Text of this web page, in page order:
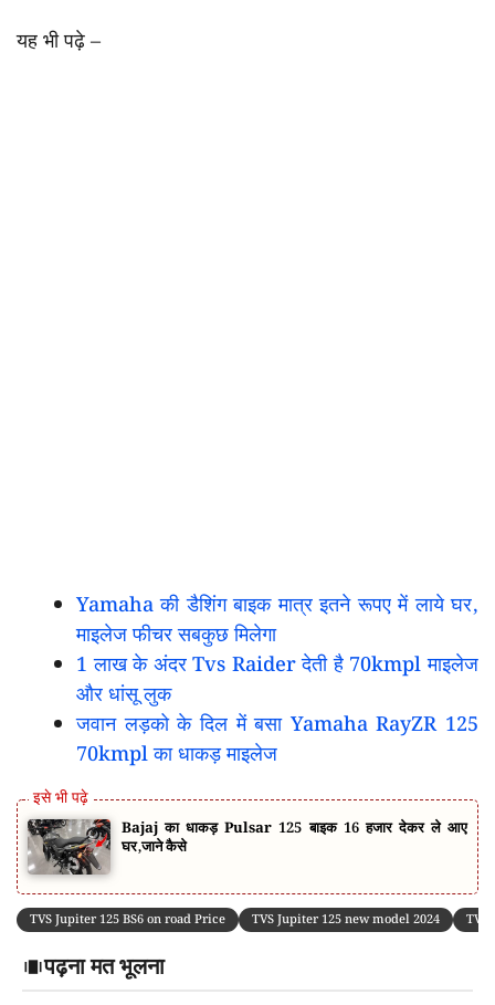
यह भी पढ़े –
Yamaha की डैशिंग बाइक मात्र इतने रूपए में लाये घर,
माइलेज फीचर सबकुछ मिलेगा
1 लाख के अंदर Tvs Raider देती है 70kmpl माइलेज
और धांसू लुक
जवान लड़को के दिल में बसा Yamaha RayZR 125
70kmpl का धाकड़ माइलेज
Bajaj का धाकड़ Pulsar 125 बाइक 16 हजार देकर ले आए
घर,जाने कैसे
TVS Jupiter 125 BS6 on road Price TVS Jupiter 125 new model 2024 TVS
पढ़ना मत भूलना